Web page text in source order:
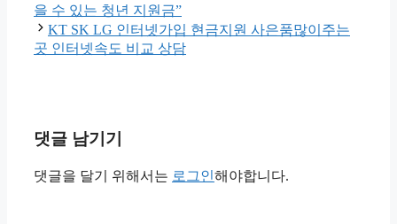
을 수 있는 청년 지원금”
KT SK LG 인터넷가입 현금지원 사은품많이주는
곳 인터넷속도 비교 상담
댓글 남기기
댓글을 달기 위해서는 로그인해야합니다.